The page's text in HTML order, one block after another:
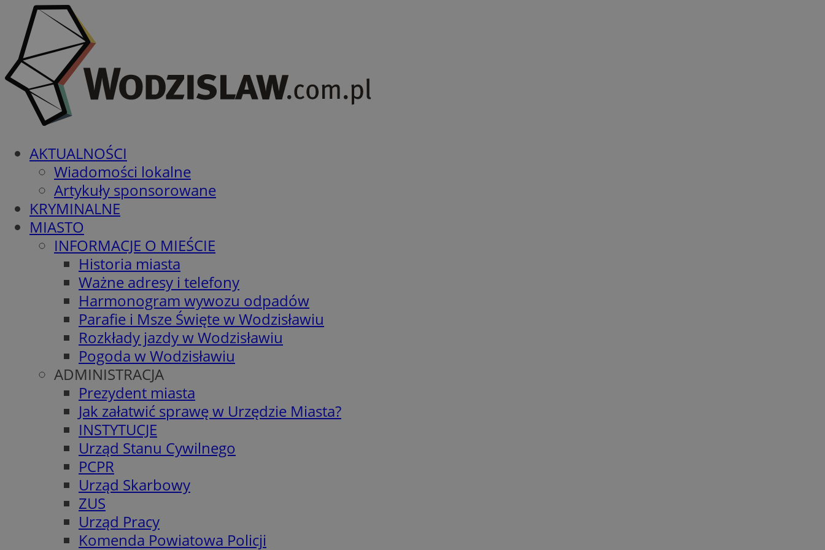
AKTUALNOŚCI
Wiadomości lokalne
Artykuły sponsorowane
KRYMINALNE
MIASTO
INFORMACJE O MIEŚCIE
Historia miasta
Ważne adresy i telefony
Harmonogram wywozu odpadów
Parafie i Msze Święte w Wodzisławiu
Rozkłady jazdy w Wodzisławiu
Pogoda w Wodzisławiu
ADMINISTRACJA
Prezydent miasta
Jak załatwić sprawę w Urzędzie Miasta?
INSTYTUCJE
Urząd Stanu Cywilnego
PCPR
Urząd Skarbowy
ZUS
Urząd Pracy
Komenda Powiatowa Policji